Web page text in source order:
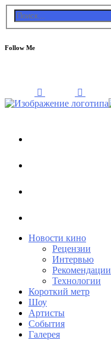
Follow Me
Новости кино
Рецензии
Интервью
Рекомендации
Технологии
Короткий метр
Шоу
Артисты
События
Галерея